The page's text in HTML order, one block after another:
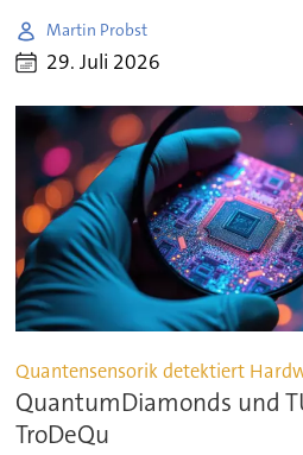
Martin Probst
29. Juli 2026
Quantensensorik detektiert
QuantumDiamonds und
TroDeQu